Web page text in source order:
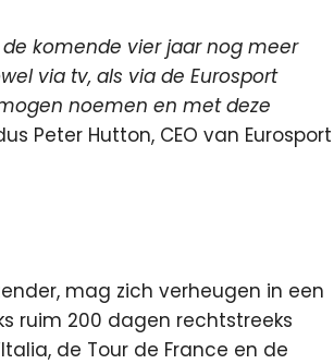
komende vier jaar nog meer
via tv, als via de Eurosport
noemen en met deze
Peter Hutton, CEO van Eurosport
mag zich verheugen in een
ruim 200 dagen rechtstreeks
de Tour de France en de